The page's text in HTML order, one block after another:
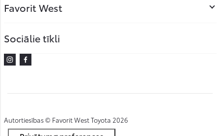
Favorit West
Sociālie tīkli
Instagram
Facebook
Autortiesības © Favorit West Toyota 2026